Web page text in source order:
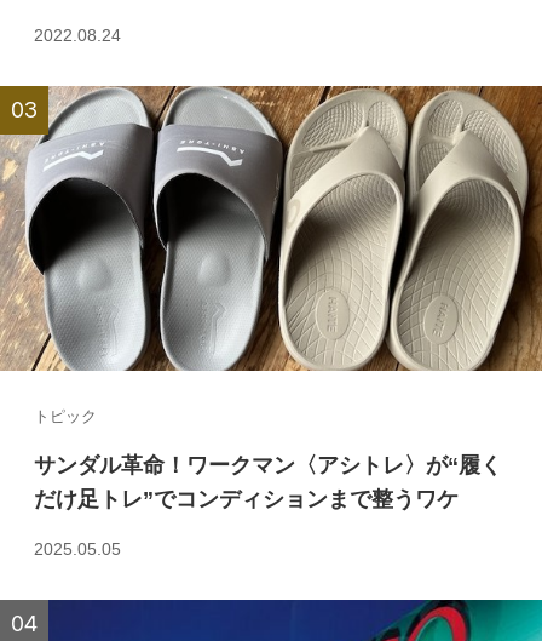
2022.08.24
トピック
サンダル革命！ワークマン〈アシトレ〉が“履く
だけ足トレ”でコンディションまで整うワケ
2025.05.05